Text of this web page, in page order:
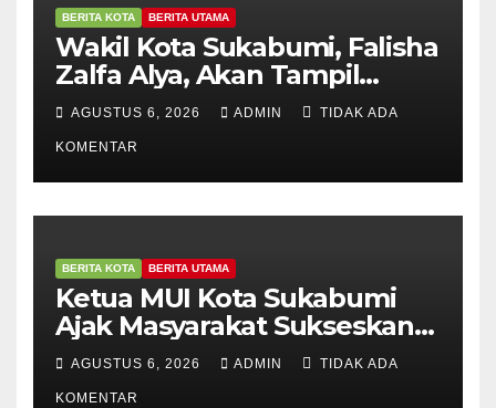
BERITA KOTA BERITA UTAMA
Wakil Kota Sukabumi, Falisha
Zalfa Alya, Akan Tampil
Dalam Grandfinal Pasanggiri
Wanoja Jajaka Budaya Jawa
Barat
AGUSTUS 6, 2026 ADMIN TIDAK ADA
KOMENTAR
BERITA KOTA BERITA UTAMA
Ketua MUI Kota Sukabumi
Ajak Masyarakat Sukseskan
Bulan Imunisasi Anak
Sekolah
AGUSTUS 6, 2026 ADMIN TIDAK ADA
KOMENTAR